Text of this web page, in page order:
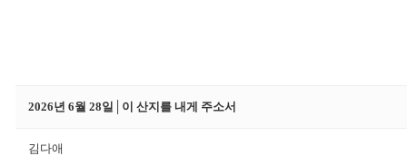
2026년 6월 28일│이 산지를 내게 주소서
김다애